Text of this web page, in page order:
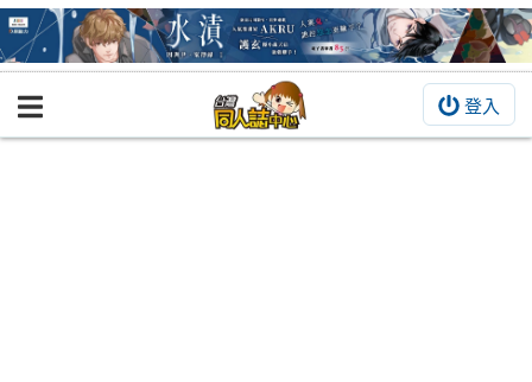
登入
BOOKY書集倉庫